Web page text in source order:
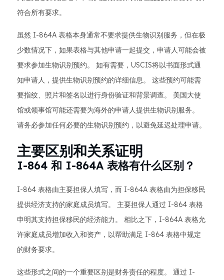
符合所有要求。
虽然 I-864A 表格本身通常不要求提供生物识别服务，但在极
少数情况下，如果表格与其他申请一起提交，申请人可能会被
要求参加生物识别预约。 如有需要，USCIS将以书面形式通
知申请人，提供生物识别预约的详细信息。 这些预约可能需
要指纹、照片和签名以进行身份验证和背景调查。 美国大使
馆或领事馆可能还需要为海外的申请人提供生物识别服务。
请务必参加任何必要的生物识别预约，以避免延迟处理申请。
主要区别和关系证明
I-864 和 I-864A 表格有什么区别？
I-864 表格由主要担保人填写，而 I-864A 表格由为担保移民
提供经济支持的家庭成员填写。 主要担保人通过 I-864 表格
申明其支持担保移民的经济能力。 相比之下，I-864A 表格允
许家庭成员增加收入和资产，以帮助满足 I-864 表格中规定
的财务要求。
这些形式之间的一个重要区别是财务责任的程度。 通过 I-